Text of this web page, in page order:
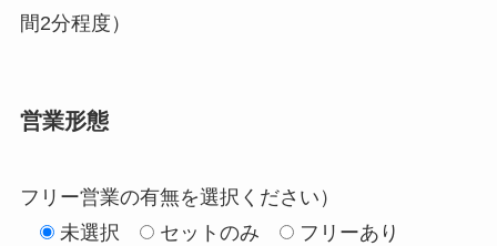
間2分程度）
営業形態
フリー営業の有無を選択ください）
未選択
セットのみ
フリーあり